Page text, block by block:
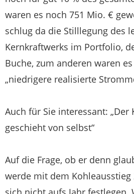
waren es noch 751 Mio. €
schlug da die Stilllegung des
Kernkraftwerks im Portfolio,
Buche, zum anderen waren
„niedrigere realisierte
Auch für Sie interessant: „Der
geschieht von selbst“
Auf die Frage, ob er denn
werde mit dem